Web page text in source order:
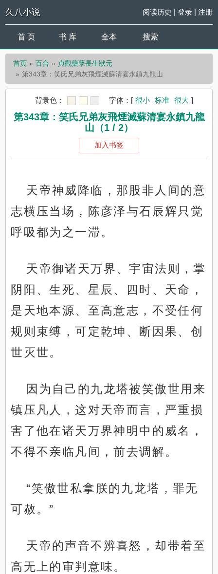
久八小说 阅读历史 | 登录| 注册
首 页 书 库 全本 搜索
首页 百合
貞觀藥孽長生狀元
第343章：笑氏兄弟灰飛煙滅蘇清宴永鎮九龍山
背景色： 字体： [ 很小 标准 很大 ]
第343章：笑氏兄弟灰飛煙滅蘇清宴永鎮九龍
山（1 / 2）
加入书签
天帝神威降临，那股非人间的意
志横压当场，陈彦泽与石辰辉只觉
呼吸都为之一滞。
天帝御诸天万界、宇宙法则，掌
阴阳、生死、星辰、四时、天命，
是天地本源、至高意志，不受任何
规则束缚，可定乾坤、断因果、创
世灭世。
因为自己的九龙塔被笑傲世用来
镇压凡人，这对天帝而言，严重损
害了他在诸天万界神明中的威名，
不得不亲临凡间，前去调解。
“笑傲世私拿朕的九龙塔，罪无
可赦。”
天帝的声音不辨喜怒，却带着至
高无上的审判意味。